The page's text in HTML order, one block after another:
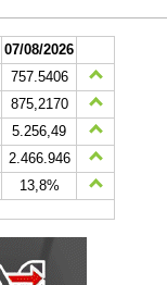
07/08/2026
757.5406
875,2170
5.256,49
2.466.946
13,8%